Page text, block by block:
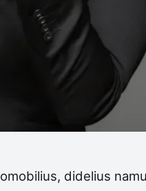
didelius